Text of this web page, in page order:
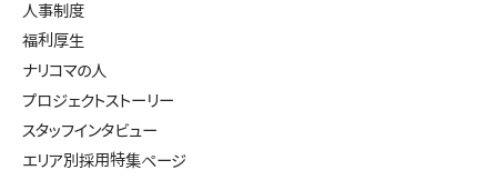
人事制度
福利厚生
ナリコマの人
プロジェクトストーリー
スタッフインタビュー
エリア別採用特集ページ